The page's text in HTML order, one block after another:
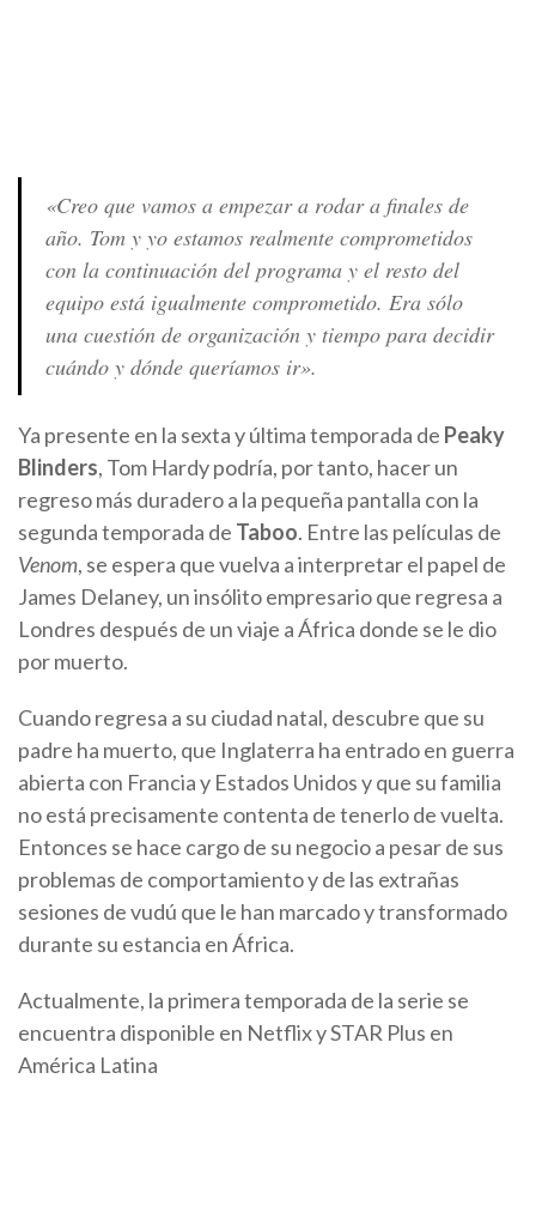
«Creo que vamos a empezar a rodar a finales de
año. Tom y yo estamos realmente comprometidos
con la continuación del programa y el resto del
equipo está igualmente comprometido. Era sólo
una cuestión de organización y tiempo para decidir
cuándo y dónde queríamos ir».
Ya presente en la sexta y última temporada de Peaky
Blinders, Tom Hardy podría, por tanto, hacer un
regreso más duradero a la pequeña pantalla con la
segunda temporada de Taboo. Entre las películas de
Venom, se espera que vuelva a interpretar el papel de
James Delaney, un insólito empresario que regresa a
Londres después de un viaje a África donde se le dio
por muerto.
Cuando regresa a su ciudad natal, descubre que su
padre ha muerto, que Inglaterra ha entrado en guerra
abierta con Francia y Estados Unidos y que su familia
no está precisamente contenta de tenerlo de vuelta.
Entonces se hace cargo de su negocio a pesar de sus
problemas de comportamiento y de las extrañas
sesiones de vudú que le han marcado y transformado
durante su estancia en África.
Actualmente, la primera temporada de la serie se
encuentra disponible en Netflix y STAR Plus en
América Latina